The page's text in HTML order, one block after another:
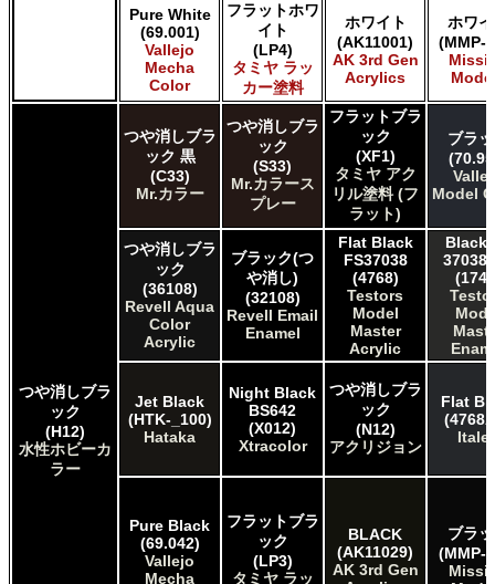
Pure White
(69.001)
Vallejo
Mecha
Color
フラットホワ
イト
(LP4)
タミヤ ラッ
カー塗料
ホワイト
(AK11001)
AK 3rd Gen
Acrylics
ホワ
(MMP-
つや消しブラ
ック
(H12)
水性ホビーカ
ラー
つや消しブラ
ック 黒
(C33)
Mr.カラー
つや消しブラ
ック
(S33)
Mr.カラース
プレー
フラットブラ
ック
(XF1)
タミヤ アク
リル塗料 (フ
ラット)
ブラ
Model
つや消しブラ
ック
(36108)
Revell Aqua
Color
Acrylic
ブラック(つ
や消し)
(32108)
Revell Email
Enamel
Flat Black
FS37038
(4768)
Testors
Model
Master
Acrylic
Black
37038
Jet Black
(HTK-_100)
Hataka
Night Black
BS642
(X012)
Xtracolor
つや消しブラ
ック
(N12)
アクリジョン
Flat
Pure Black
(69.042)
Vallejo
Mecha
フラットブラ
ック
(LP3)
タミヤ ラッ
BLACK
(AK11029)
AK 3rd Gen
ブラ
(MMP-